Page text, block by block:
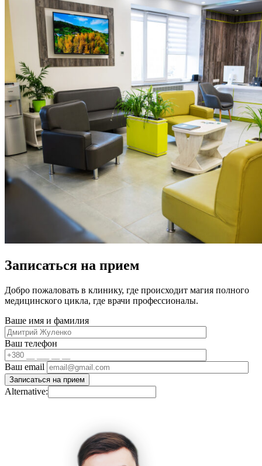
Записаться на прием
Добро пожаловать в клинику, где происходит магия полного
медицинского цикла, где врачи профессионалы.
Ваше имя и фамилия
Ваш телефон
Ваш email
Alternative: